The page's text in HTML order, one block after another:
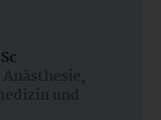
und